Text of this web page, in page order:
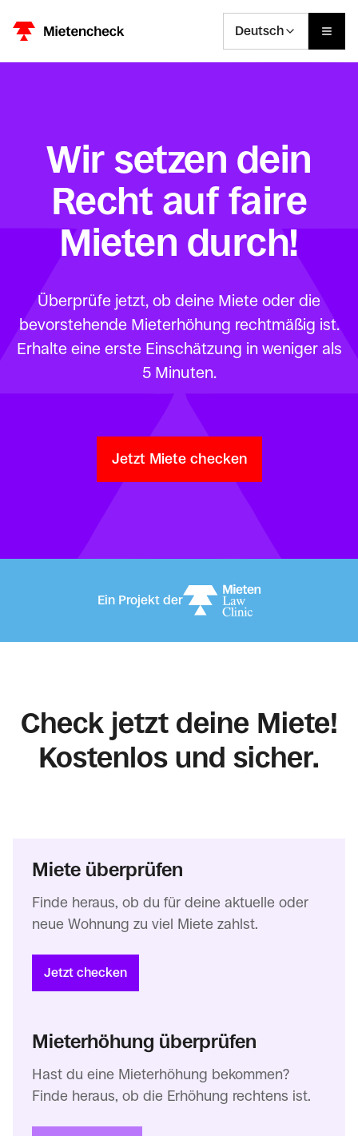
Deutsch
Wir setzen dein
Recht auf faire
Mieten durch!
Überprüfe jetzt, ob deine Miete oder die
bevorstehende Mieterhöhung rechtmäßig ist.
Erhalte eine erste Einschätzung in weniger als
5 Minuten.
Jetzt Miete checken
Ein Projekt der
Check jetzt deine Miete!
Kostenlos und sicher.
Miete überprüfen
Finde heraus, ob du für deine aktuelle oder
neue Wohnung zu viel Miete zahlst.
Jetzt checken
Mieterhöhung überprüfen
Hast du eine Mieterhöhung bekommen?
Finde heraus, ob die Erhöhung rechtens ist.